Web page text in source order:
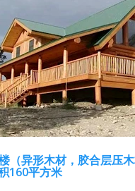
（异形木材，胶合层压
160平方米